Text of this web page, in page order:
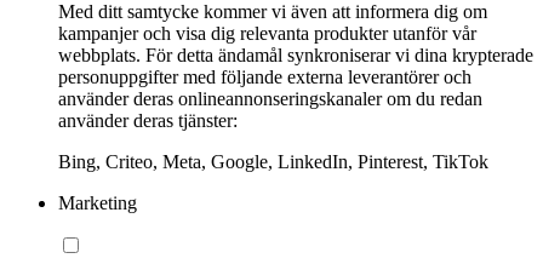
Med ditt samtycke kommer vi även att informera dig om
kampanjer och visa dig relevanta produkter utanför vår
webbplats. För detta ändamål synkroniserar vi dina krypterade
personuppgifter med följande externa leverantörer och
använder deras onlineannonseringskanaler om du redan
använder deras tjänster:
Bing, Criteo, Meta, Google, LinkedIn, Pinterest, TikTok
Marketing